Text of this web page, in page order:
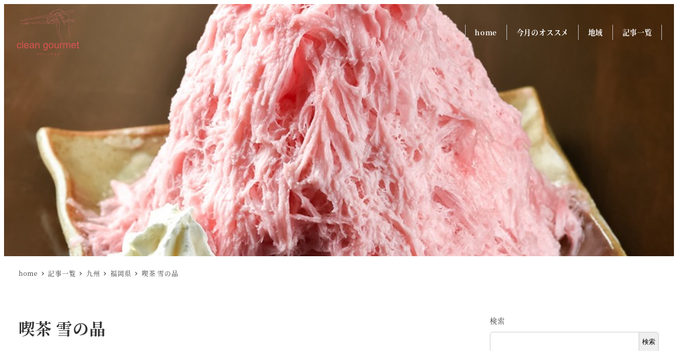
home 今月のオススメ 地域 記事一覧
home 記事一覧 九州 福岡県 喫茶 雪の晶
喫茶 雪の晶 検索
検索